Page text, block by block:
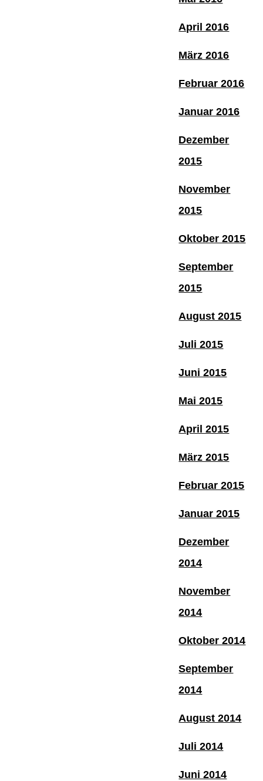
April 2016
März 2016
Februar 2016
Januar 2016
Dezember
2015
November
2015
Oktober 2015
September
2015
August 2015
Juli 2015
Juni 2015
Mai 2015
April 2015
März 2015
Februar 2015
Januar 2015
Dezember
2014
November
2014
Oktober 2014
September
2014
August 2014
Juli 2014
Juni 2014